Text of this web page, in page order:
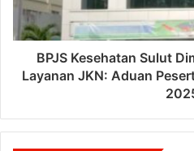
BPJS Kesehatan Sulut
Layanan JKN: Aduan